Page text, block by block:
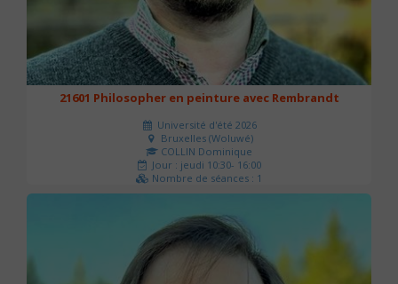
21601 Philosopher en peinture avec Rembrandt
Université d'été 2026
Bruxelles (Woluwé)
COLLIN Dominique
Jour : jeudi 10:30- 16:00
Nombre de séances : 1
40 €